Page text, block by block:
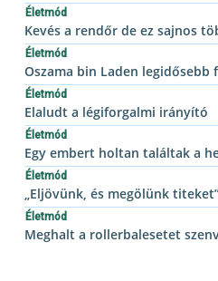
Életmód
Kevés a rendőr de ez sajnos
Életmód
Oszama bin Laden legidősebb
Életmód
Elaludt a légiforgalmi irányító
Életmód
Egy embert holtan találtak a
Életmód
„Eljövünk, és megölünk
Életmód
Meghalt a rollerbalesetet